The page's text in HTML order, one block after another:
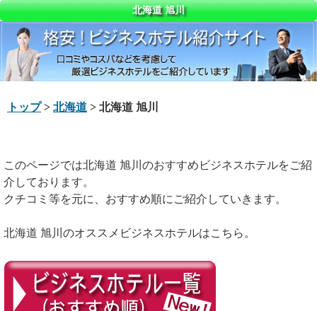
北海道 旭川
トップ> 北海道 > 北海道 旭川
このページでは北海道 旭川のおすすめビジネスホテルをご紹
介しております。
クチコミ等を元に、おすすめ順にご紹介していきます。
北海道 旭川のオススメビジネスホテルはこちら。